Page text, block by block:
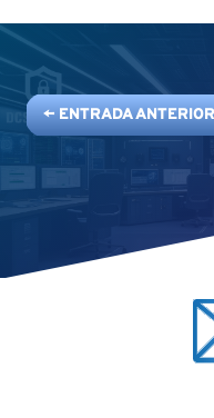
← ENTRADA ANTERIOR